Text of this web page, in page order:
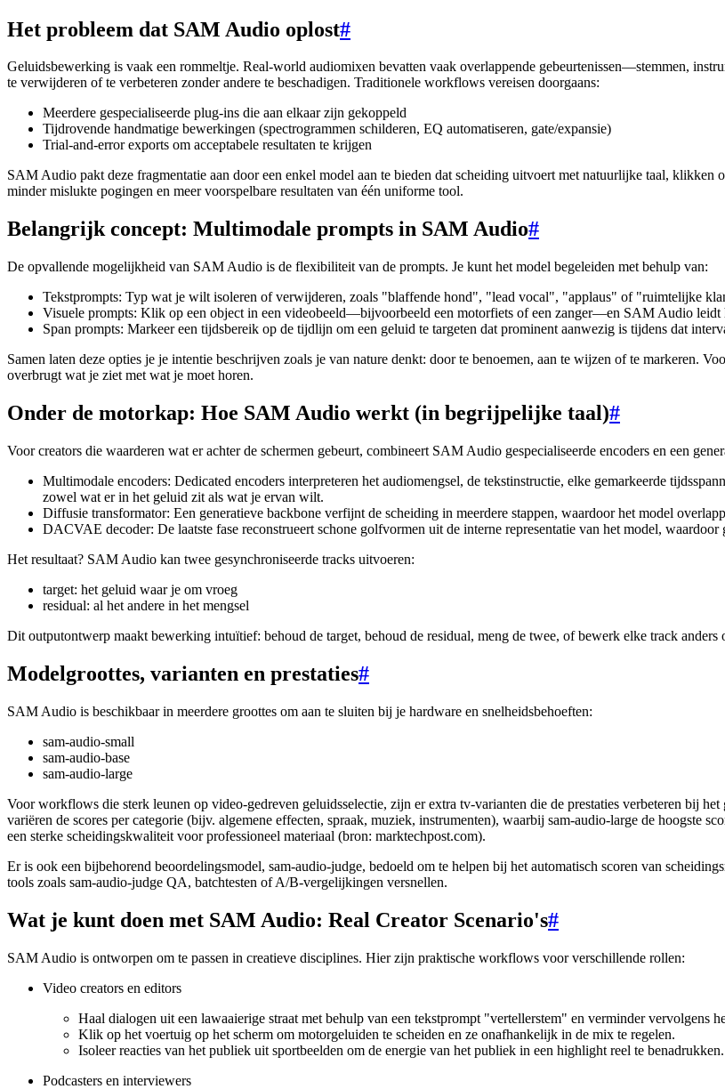
Het probleem dat SAM Audio oplost#
Geluidsbewerking is vaak een rommeltje. Real-world audiomixen bevatten vaak overlappende gebeurtenissen—stemmen,
te verwijderen of te verbeteren zonder andere te beschadigen. Traditionele workflows vereisen doorgaans:
Meerdere gespecialiseerde plug-ins die aan elkaar zijn gekoppeld
Tijdrovende handmatige bewerkingen (spectrogrammen schilderen, EQ automatiseren, gate/expansie)
Trial-and-error exports om acceptabele resultaten te krijgen
SAM Audio pakt deze fragmentatie aan door een enkel model aan te bieden dat scheiding uitvoert met natuurlijke taal, klikken
minder mislukte pogingen en meer voorspelbare resultaten van één uniforme tool.
Belangrijk concept: Multimodale prompts in SAM Audio#
De opvallende mogelijkheid van SAM Audio is de flexibiliteit van de prompts. Je kunt het model begeleiden met behulp van:
Tekstprompts: Typ wat je wilt isoleren of verwijderen, zoals "blaffende hond", "lead vocal", "applaus" of "ruimtelijke
Visuele prompts: Klik op een object in een videobeeld—bijvoorbeeld een motorfiets of een zanger—en SAM Audio leidt
Span prompts: Markeer een tijdsbereik op de tijdlijn om een geluid te targeten dat prominent aanwezig is tijdens dat
Samen laten deze opties je je intentie beschrijven zoals je van nature denkt: door te benoemen, aan te wijzen of te markeren.
overbrugt wat je ziet met wat je moet horen.
Onder de motorkap: Hoe SAM Audio werkt (in begrijpelijke taal)#
Voor creators die waarderen wat er achter de schermen gebeurt, combineert SAM Audio gespecialiseerde encoders en een
Multimodale encoders: Dedicated encoders interpreteren het audiomengsel, de tekstinstructie, elke gemarkeerde
zowel wat er in het geluid zit als wat je ervan wilt.
Diffusie transformator: Een generatieve backbone verfijnt de scheiding in meerdere stappen, waardoor het model
DACVAE decoder: De laatste fase reconstrueert schone golfvormen uit de interne representatie van het model,
Het resultaat? SAM Audio kan twee gesynchroniseerde tracks uitvoeren:
target: het geluid waar je om vroeg
residual: al het andere in het mengsel
Dit outputontwerp maakt bewerking intuïtief: behoud de target, behoud de residual, meng de twee, of bewerk elke track anders
Modelgroottes, varianten en prestaties#
SAM Audio is beschikbaar in meerdere groottes om aan te sluiten bij je hardware en snelheidsbehoeften:
sam-audio-small
sam-audio-base
sam-audio-large
Voor workflows die sterk leunen op video-gedreven geluidsselectie, zijn er extra tv-varianten die de prestaties verbeteren bij
variëren de scores per categorie (bijv. algemene effecten, spraak, muziek, instrumenten), waarbij sam-audio-large de
een sterke scheidingskwaliteit voor professioneel materiaal (bron: marktechpost.com).
Er is ook een bijbehorend beoordelingsmodel, sam-audio-judge, bedoeld om te helpen bij het automatisch scoren van
tools zoals sam-audio-judge QA, batchtesten of A/B-vergelijkingen versnellen.
Wat je kunt doen met SAM Audio: Real Creator Scenario's#
SAM Audio is ontworpen om te passen in creatieve disciplines. Hier zijn praktische workflows voor verschillende rollen:
Video creators en editors
Haal dialogen uit een lawaaierige straat met behulp van een tekstprompt "vertellerstem" en verminder vervolgens
Klik op het voertuig op het scherm om motorgeluiden te scheiden en ze onafhankelijk in de mix te regelen.
Isoleer reacties van het publiek uit sportbeelden om de energie van het publiek in een highlight reel te benadrukken.
Podcasters en interviewers